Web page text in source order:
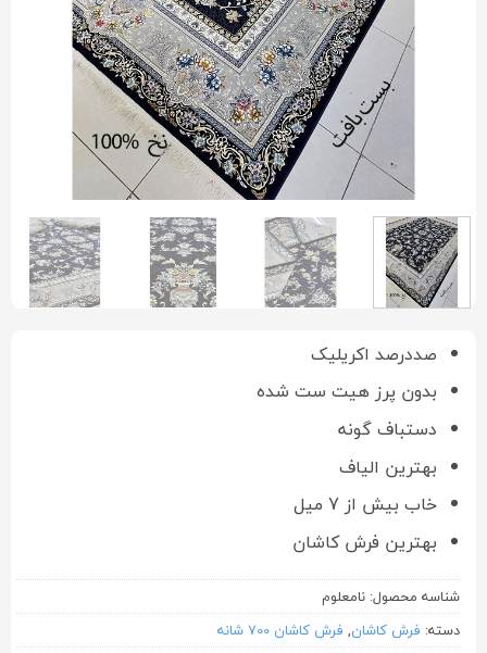
صددرصد اکریلیک
بدون پرز هیت ست شده
دستباف گونه
بهترین الیاف
خاب بیش از 7 میل
بهترین فرش کاشان
شناسه محصول: نامعلوم
دسته: فرش کاشان, فرش کاشان 700 شانه